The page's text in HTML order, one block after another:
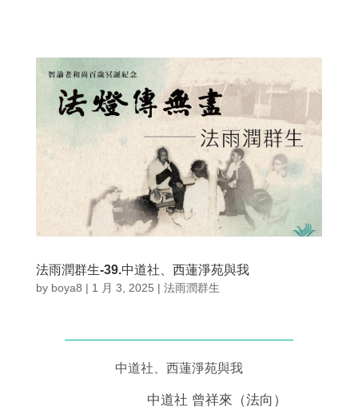
法雨潤群生-39.中道社、西蓮淨苑與我
by boya8 | 1 月 3, 2025 | 法雨潤群生
中道社、西蓮淨苑與我
中道社 曾祥來（法向）